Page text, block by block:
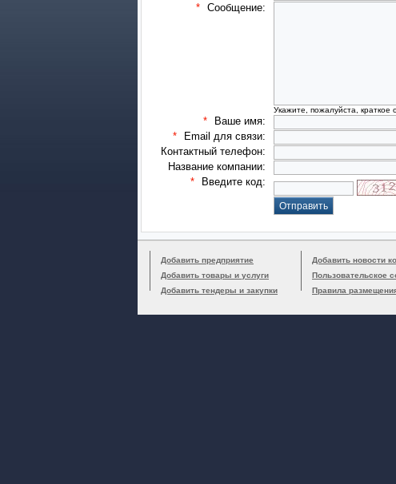
* Сообщение:
Укажите, пожалуйста,
*
Ваше имя:
*
Email для связи:
Контактный телефон:
Название компании:
*
Введите код:
Добавить предприятие
Добавить товары и услуги
Добавить тендеры и закупки
Добавить новости
Пользовательское
Правила